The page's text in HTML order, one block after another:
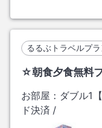
るるぶトラベルプラ
☆朝食夕食無料
お部屋： ダブル1
ド決済 /